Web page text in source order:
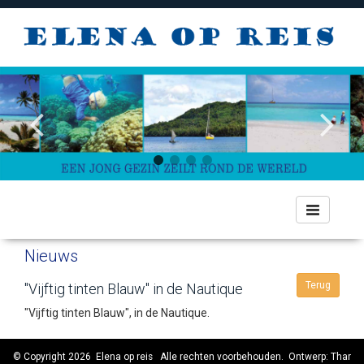
Toggle
navigation
Nieuws
Terug
"Vijftig tinten Blauw" in de Nautique
"Vijftig tinten Blauw", in de Nautique.
© Copyright 2026 Elena op reis Alle rechten voorbehouden. Ontwerp: Thar